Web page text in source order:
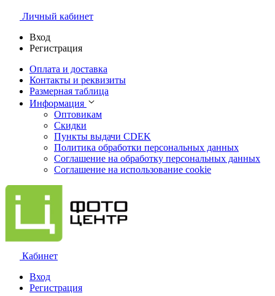
Личный кабинет
Вход
Регистрация
Оплата и доставка
Контакты и реквизиты
Размерная таблица
Информация
Оптовикам
Скидки
Пункты выдачи CDEK
Политика обработки персональных данных
Соглашение на обработку персональных данных
Соглашение на использование cookie
Кабинет
Вход
Регистрация